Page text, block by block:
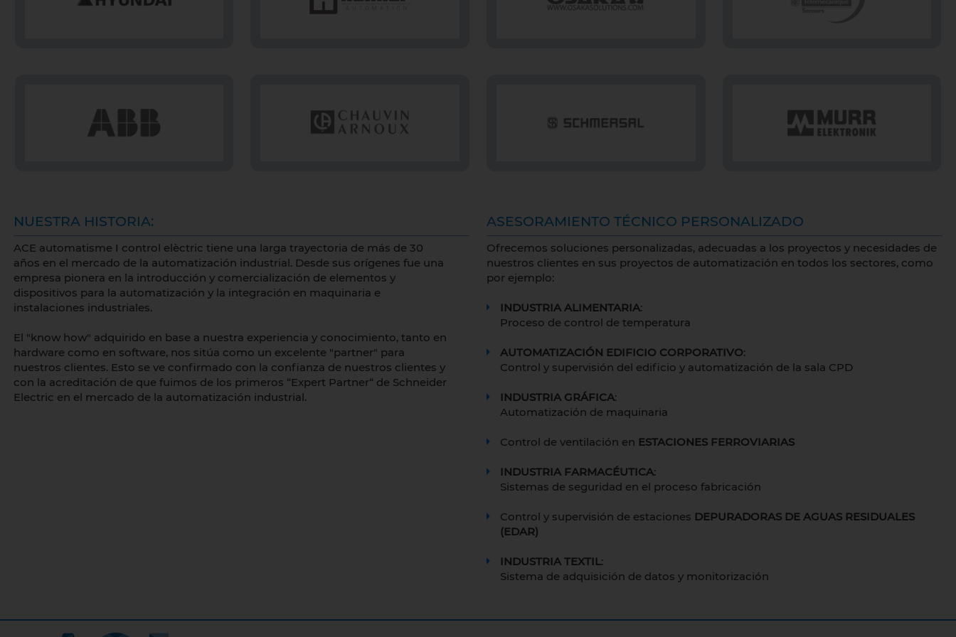
NUESTRA HISTORIA:
ACE automatisme I control elèctric tiene una larga trayectoria de más de 30
años en el mercado de la automatización industrial. Desde sus orígenes fue una
empresa pionera en la introducción y comercialización de elementos y
dispositivos para la automatización y la integración en maquinaria e
instalaciones industriales.
El "know how" adquirido en base a nuestra experiencia y conocimiento, tanto en
hardware como en software, nos sitúa como un excelente "partner" para
nuestros clientes. Esto se ve confirmado con la confianza de nuestros clientes y
con la acreditación de que fuimos de los primeros “Expert Partner“ de Schneider
Electric en el mercado de la automatización industrial.
ASESORAMIENTO TÉCNICO PERSONALIZADO
Ofrecemos soluciones personalizadas, adecuadas a los proyectos y necesidades de
nuestros clientes en sus proyectos de automatización en todos los sectores, como
por ejemplo:
INDUSTRIA ALIMENTARIA:
Proceso de control de temperatura
AUTOMATIZACIÓN EDIFICIO CORPORATIVO:
Control y supervisión del edificio y automatización de la sala CPD
INDUSTRIA GRÁFICA:
Automatización de maquinaria
Control de ventilación en ESTACIONES FERROVIARIAS
INDUSTRIA FARMACÉUTICA:
Sistemas de seguridad en el proceso fabricación
Control y supervisión de estaciones DEPURADORAS DE AGUAS RESIDUALES
(EDAR)
INDUSTRIA TEXTIL:
Sistema de adquisición de datos y monitorización